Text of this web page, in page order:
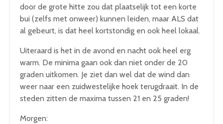
door de grote hitte zou dat plaatselijk tot een korte
bui (zelfs met onweer) kunnen leiden, maar ALS dat
al gebeurt, is dat heel kortstondig en ook heel lokaal.
Uiteraard is het in de avond en nacht ook heel erg
warm. De minima gaan ook dan niet onder de 20
graden uitkomen. Je ziet dan wel dat de wind dan
weer naar een zuidwestelijke hoek terugdraait. In de
steden zitten de maxima tussen 21 en 25 graden!
Morgen: